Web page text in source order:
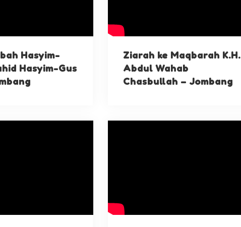
Hasyim-
Hasyim-Gus
Ziarah ke Maqbarah K.H.
Abdul Wahab
Chasbullah – Jombang